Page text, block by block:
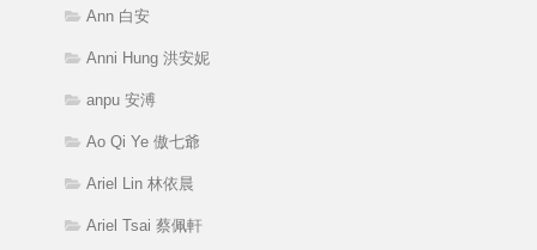
Ann 白安
Anni Hung 洪安妮
anpu 安溥
Ao Qi Ye 傲七爺
Ariel Lin 林依晨
Ariel Tsai 蔡佩軒